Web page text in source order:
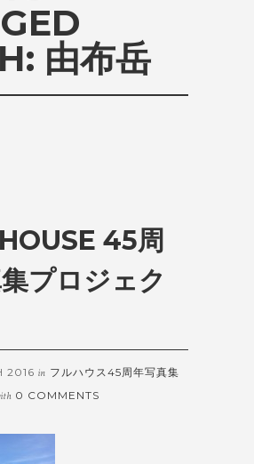
由布岳
45周
プロジェク
2016 in フルハウス45周年写真集
0 COMMENTS